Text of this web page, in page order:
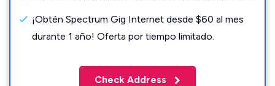
¡Obtén Spectrum Gig Internet desde $60 al mes
durante 1 año! Oferta por tiempo limitado.
Check Address